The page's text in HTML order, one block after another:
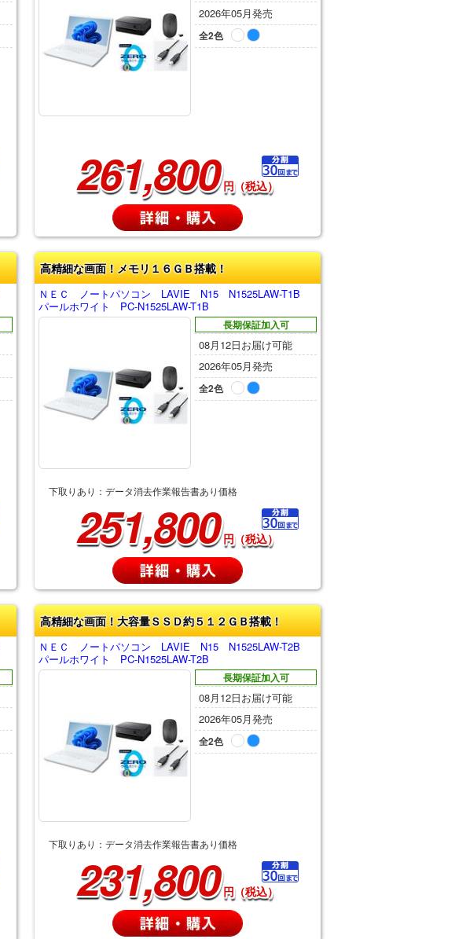
2026年05月発売
全2色
261,800 円（税込）
高精細な画面！メモリ１６ＧＢ搭載！
ＮＥＣ ノートパソコン LAVIE N15 N1525LAW-T1B
パールホワイト PC-N1525LAW-T1B
長期保証加入可
08月12日お届け可能
2026年05月発売
全2色
下取りあり：データ消去作業報告書あり価格
251,800 円（税込）
高精細な画面！大容量ＳＳＤ約５１２ＧＢ搭載！
ＮＥＣ ノートパソコン LAVIE N15 N1525LAW-T2B
パールホワイト PC-N1525LAW-T2B
長期保証加入可
08月12日お届け可能
2026年05月発売
全2色
下取りあり：データ消去作業報告書あり価格
231,800 円（税込）